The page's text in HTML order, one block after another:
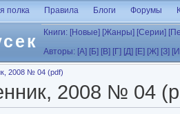
полка Правила Блоги Форумы
Книги: [Новые] [Жанры] [Серии]
Авторы: [А] [Б] [В] [Г] [Д] [Е] [Ж] [З]
2008 № 04 (pdf)
2008 № 04